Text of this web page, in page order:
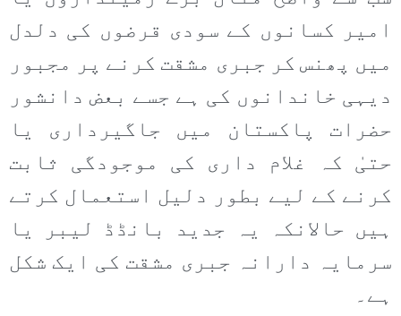
امیر کسانوں کے سودی قرضوں کی دلدل
میں پھنس کر جبری مشقت کرنے پر مجبور
دیہی خاندانوں کی ہے جسے بعض دانشور
حضرات پاکستان میں جاگیرداری یا
حتیٰ کہ غلام داری کی موجودگی ثابت
کرنے کے لیے بطور دلیل استعمال کرتے
ہیں حالانکہ یہ جدید بانڈڈ لیبر یا
سرمایہ دارانہ جبری مشقت کی ایک شکل
ہے۔